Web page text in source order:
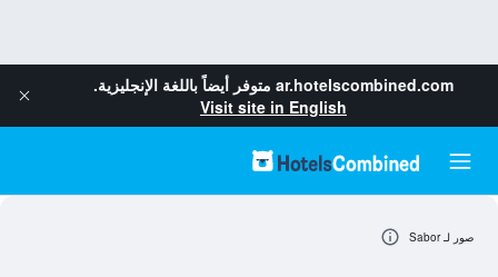
ar.hotelscombined.com متوفر أيضاً باللغة الإنجليزية.
Visit site in English
صور لـ Sabor